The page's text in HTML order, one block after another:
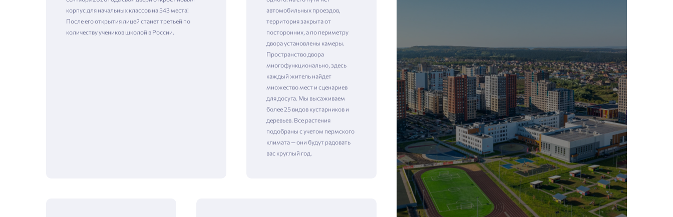
корпус для начальных классов на 543 места!
После его открытия лицей станет третьей по
количеству учеников школой в России.
автомобильных проездов,
территория закрыта от
посторонних, а по периметру
двора установлены камеры. ​​​​​​​
Пространство двора
многофункционально, здесь
каждый житель найдет
множество мест и сценариев
для досуга. Мы высаживаем
более 25 видов кустарников и
деревьев. Все растения
подобраны с учетом пермского
климата — они будут радовать
вас круглый год.